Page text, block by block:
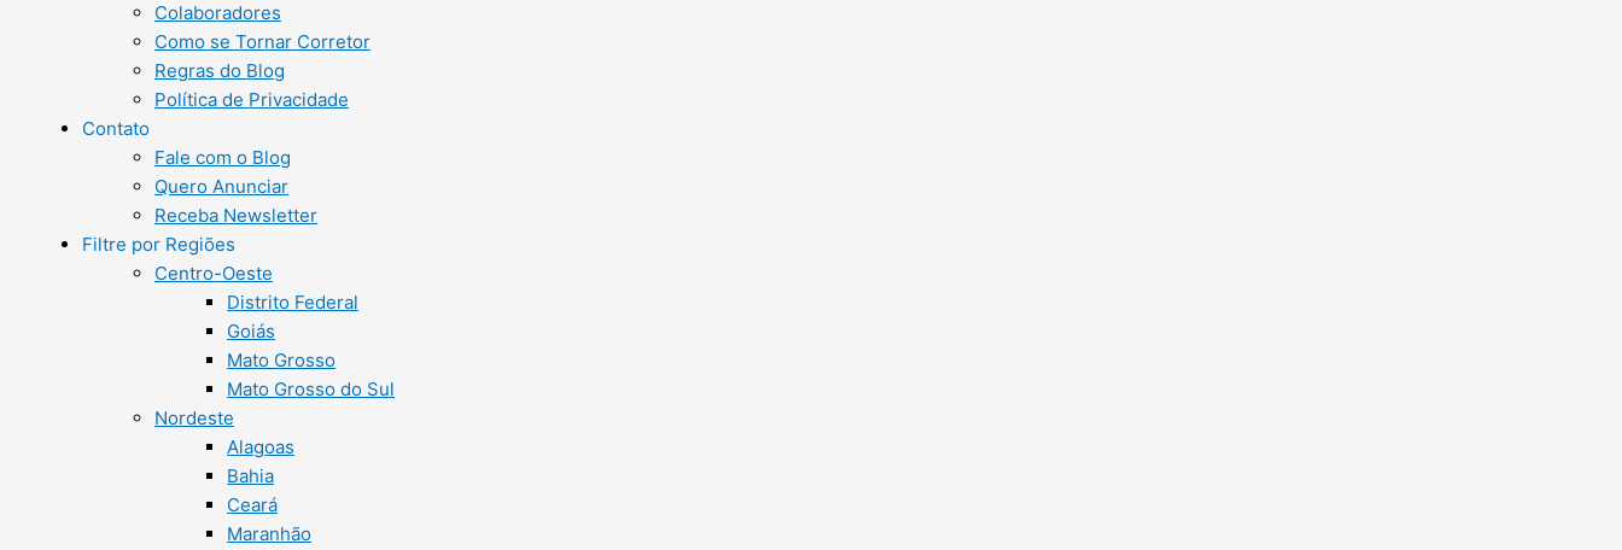
Colaboradores
Como se Tornar Corretor
Regras do Blog
Política de Privacidade
Contato
Fale com o Blog
Quero Anunciar
Receba Newsletter
Filtre por Regiões
Centro-Oeste
Distrito Federal
Goiás
Mato Grosso
Mato Grosso do Sul
Nordeste
Alagoas
Bahia
Ceará
Maranhão